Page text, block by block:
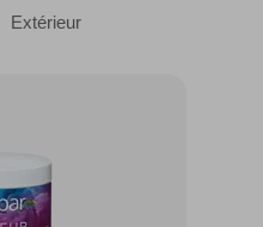
Extérieur